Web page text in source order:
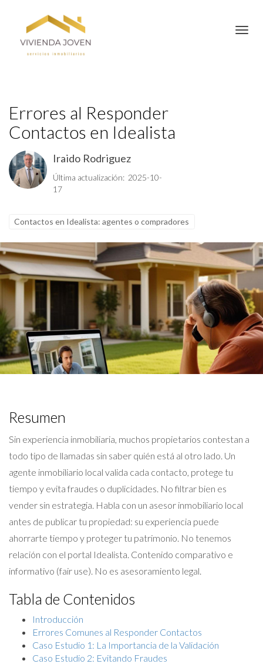
Errores al Responder
Contactos en Idealista
Iraido Rodriguez
Última actualización: 2025-10-
17
Contactos en Idealista: agentes o compradores
Resumen
Sin experiencia inmobiliaria, muchos propietarios contestan a
todo tipo de llamadas sin saber quién está al otro lado. Un
agente inmobiliario local valida cada contacto, protege tu
tiempo y evita fraudes o duplicidades. No filtrar bien es
vender sin estrategia. Habla con un asesor inmobiliario local
antes de publicar tu propiedad: su experiencia puede
ahorrarte tiempo y proteger tu patrimonio. No tenemos
relación con el portal Idealista. Contenido comparativo e
informativo (fair use). No es asesoramiento legal.
Tabla de Contenidos
Introducción
Errores Comunes al Responder Contactos
Caso Estudio 1: La Importancia de la Validación
Caso Estudio 2: Evitando Fraudes